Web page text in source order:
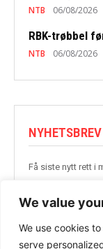
We value
We use cookies
serve
NTB 06/08/2026
RBK-trøbbel
NTB 06/08/2026
NYHETSBREV
Få siste nytt rett i